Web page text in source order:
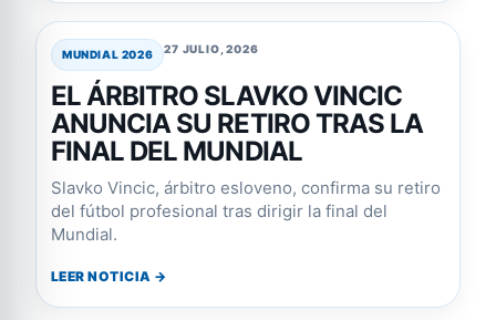
MUNDIAL 2026 27 JULIO, 2026
EL ÁRBITRO SLAVKO VINCIC
ANUNCIA SU RETIRO TRAS LA
FINAL DEL MUNDIAL
Slavko Vincic, árbitro esloveno, confirma su retiro
del fútbol profesional tras dirigir la final del
Mundial.
LEER NOTICIA →